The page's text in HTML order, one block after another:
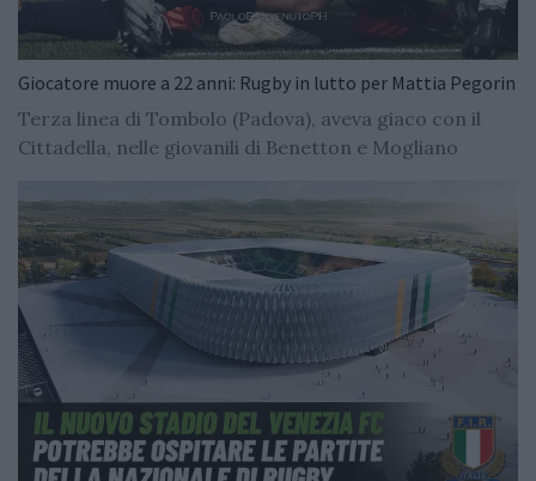
Giocatore muore a 22 anni: Rugby in lutto per Mattia Pegorin
Terza linea di Tombolo (Padova), aveva giaco con il
Cittadella, nelle giovanili di Benetton e Mogliano